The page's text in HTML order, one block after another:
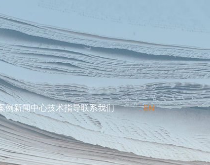
例新闻中心技术指导联系我们 EN